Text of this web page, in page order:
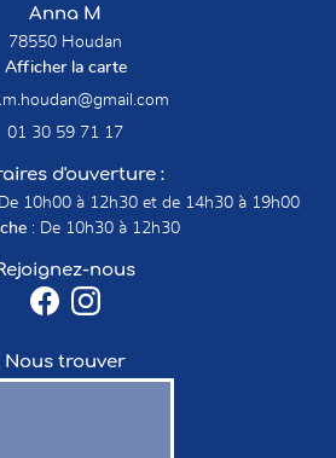
Anna M
78550 Houdan
Afficher la carte
01 30 59 71 17
d'ouverture :
10h00 à 12h30 et de 14h30 à 19h00
: De 10h30 à 12h30
nous
Nous trouver